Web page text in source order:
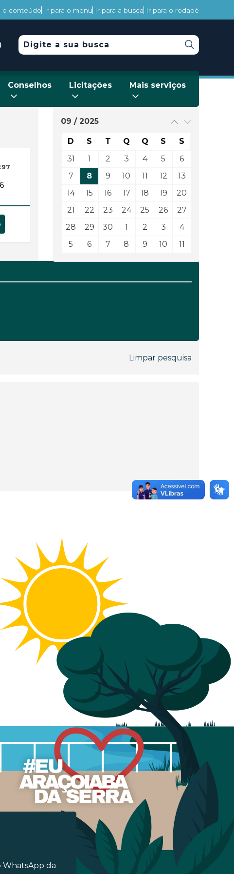
o conteúdo Ir para o menu Ir para a busca Ir para o rodapé
Conselhos Licitações Mais serviços
09 / 2025
D S T Q Q S
S
31
1 2 3 4 5
6
7
8 9 10 11 12
13
14
15 16 17 18 19
20
21
22 23 24 25 26
27
28
29 30 1 2 3
4
5
6 7 8 9 10 11
Limpar pesquisa
WhatsApp da